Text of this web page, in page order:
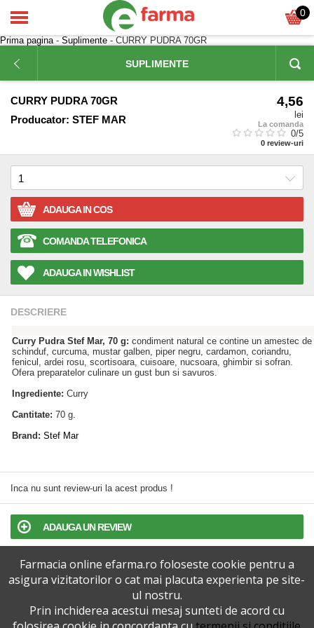
0
Prima pagina- Suplimente - CURRY PUDRA 70GR
SUPLIMENTE
CURRY PUDRA 70GR
Producator: STEF MAR
4,56
lei
La comanda
0/5
0 review-uri
ADAUGA IN COS
COMANDA TELEFONICA
ADAUGA IN WISHLIST
DESCRIERE
Curry Pudra Stef Mar, 70 g: condiment natural ce contine un amestec de
schinduf, curcuma, mustar galben, piper negru, cardamon, coriandru,
fenicul, ardei rosu, scortisoara, cuisoare, nucsoara, ghimbir si sofran.
Ofera preparatelor culinare un gust bun si savuros.
Ingrediente: Curry
Cantitate: 70 g.
Brand: Stef Mar
Inca nu sunt review-uri la acest produs !
ADAUGA UN REVIEW
TERMENI SI CONDITII
POLITICA DE CONFIDENTIALITATE
Farmacia online efarma.ro foloseste cookie pentru a
asigura vizitatorilor o cat mai placuta experienta pe site-
ul nostru.
Prin inchiderea acestui mesaj sunteti de acord cu